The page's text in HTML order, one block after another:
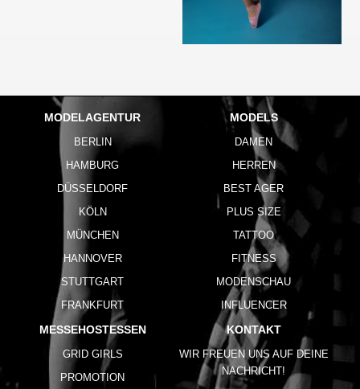
MODELAGENTUR
BERLIN
HAMBURG
DÜSSELDORF
KÖLN
MÜNCHEN
HANNOVER
STUTTGART
FRANKFURT
MODELS
DAMEN
HERREN
BEST AGER
PLUS SIZE
TATTOO
FITNESS
MODENSCHAU
INFLUENCER
MESSEHOSTESSEN
GRID GIRLS
PROMOTION
KONTAKT
WIR FREUEN UNS AUF DEINE
NACHRICHT!